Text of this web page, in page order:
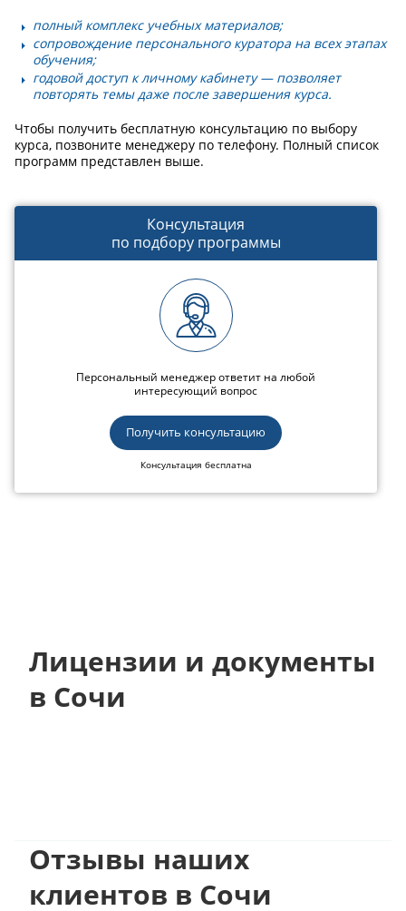
полный комплекс учебных материалов;
сопровождение персонального куратора на всех этапах
обучения;
годовой доступ к личному кабинету — позволяет
повторять темы даже после завершения курса.
Чтобы получить бесплатную консультацию по выбору
курса, позвоните менеджеру по телефону. Полный список
программ представлен выше.
Консультация
по подбору программы
Персональный менеджер ответит на любой
интересующий вопрос
Получить консультацию
Консультация бесплатна
Лицензии и документы
в Сочи
Отзывы наших
клиентов в Сочи